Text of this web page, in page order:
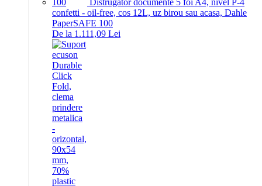
Distrugator documente 5 foi A4, nivel P-4
confetti - oil-free, cos 12L, uz birou sau acasa, Dahle
PaperSAFE 100
De la 1.111,09 Lei